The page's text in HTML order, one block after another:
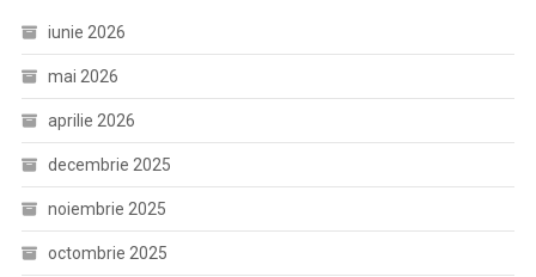
iunie 2026
mai 2026
aprilie 2026
decembrie 2025
noiembrie 2025
octombrie 2025